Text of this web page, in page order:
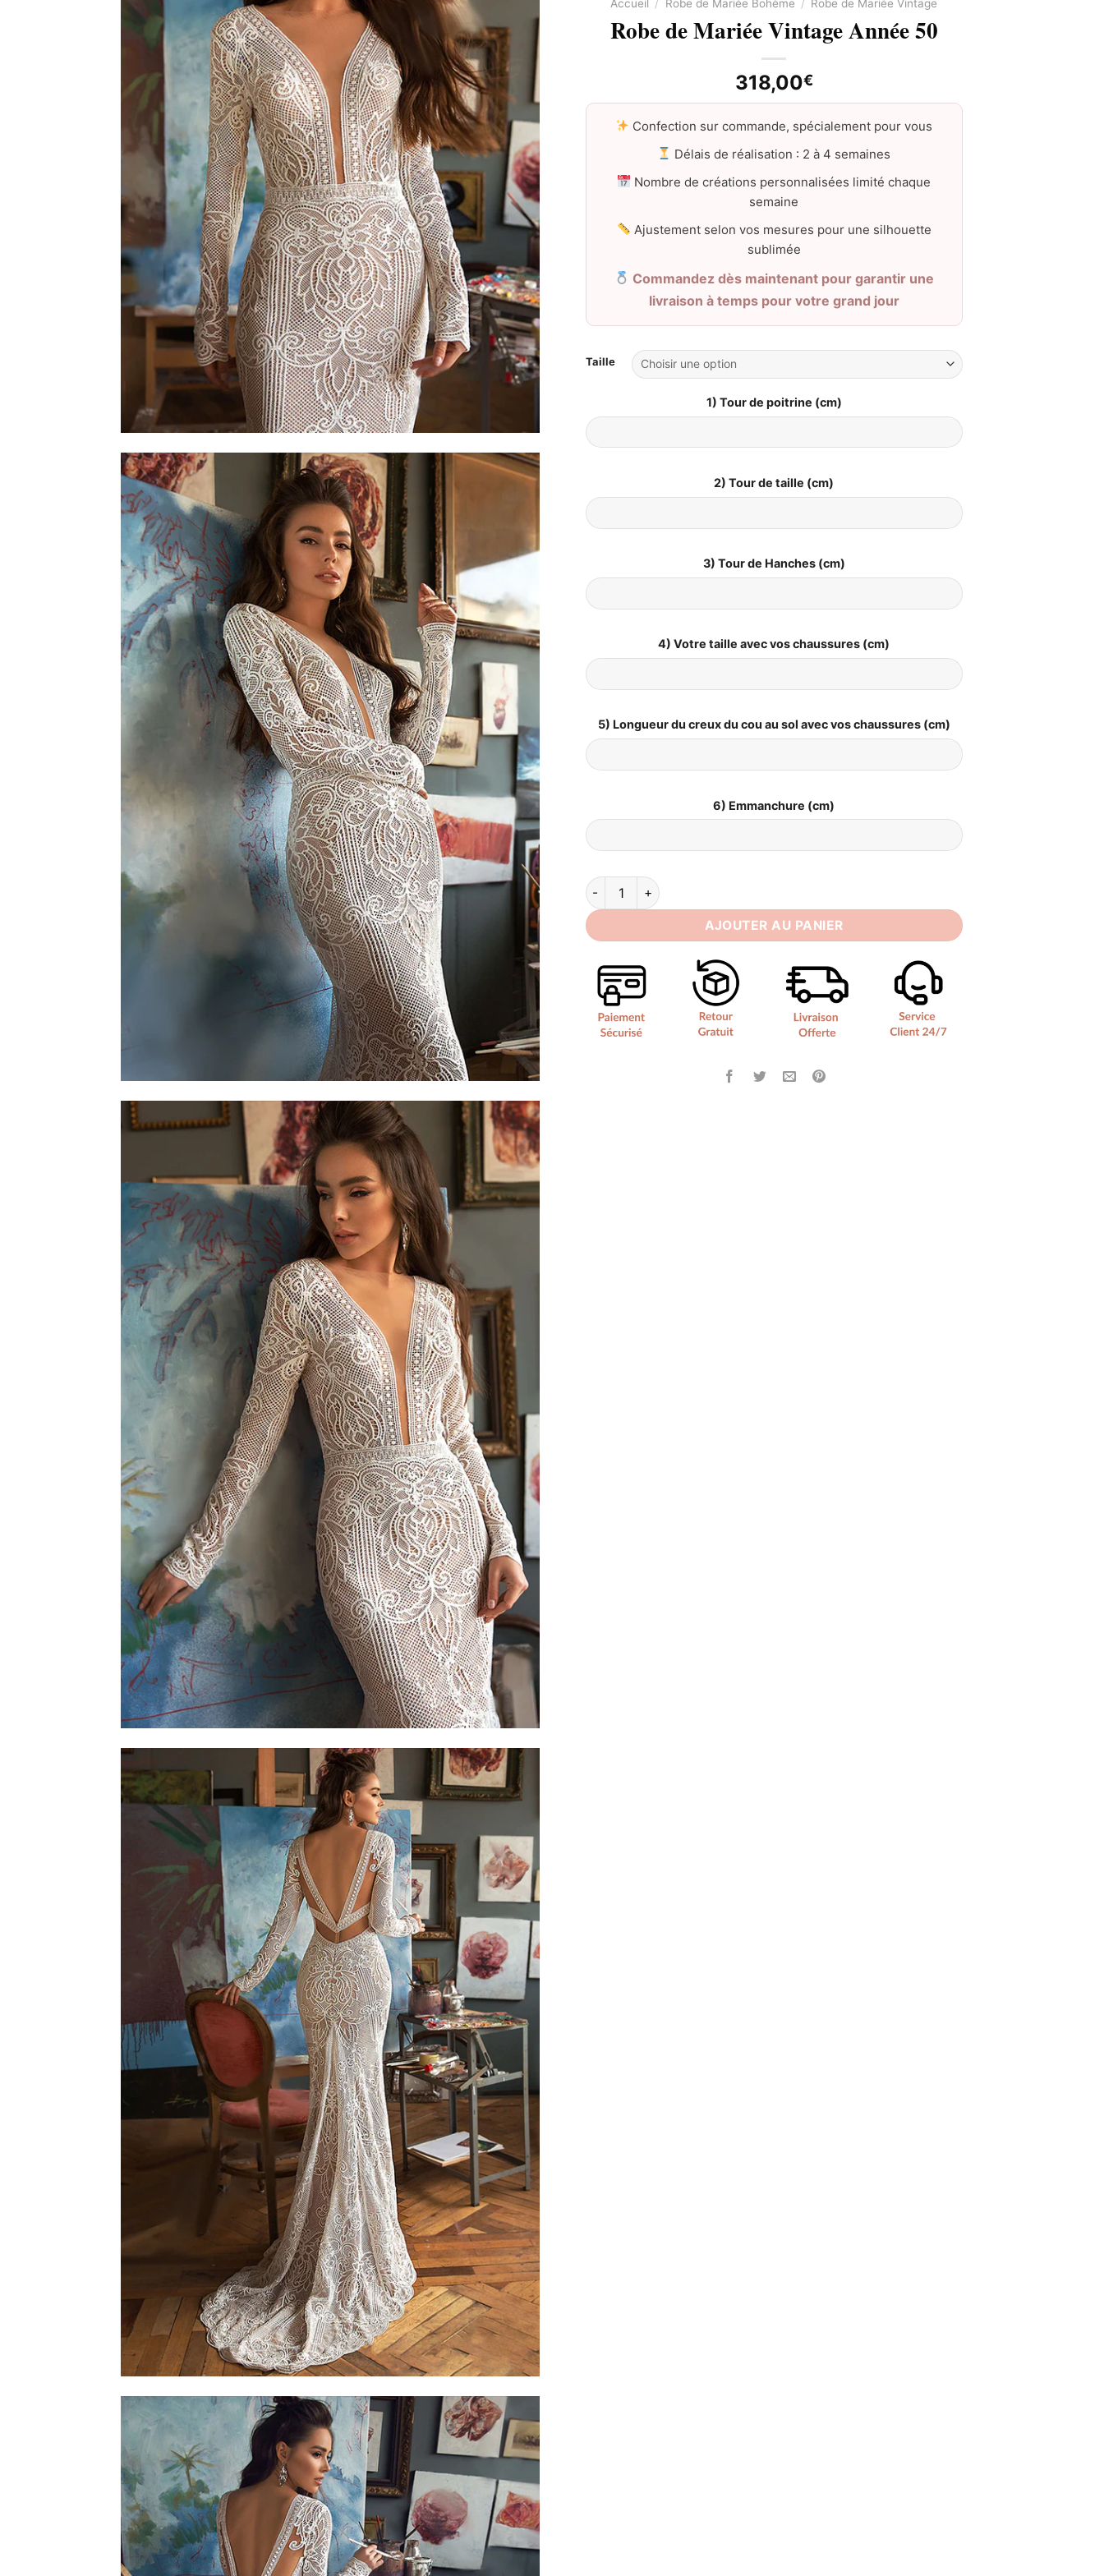
Accueil / Robe de Mariée Bohème / Robe de Mariée Vintage
Robe de Mariée Vintage Année 50
318,00€
Confection sur commande, spécialement pour vous
Délais de réalisation : 2 à 4 semaines
Nombre de créations personnalisées limité chaque
semaine
Ajustement selon vos mesures pour une silhouette
sublimée
Commandez dès maintenant pour garantir une
livraison à temps pour votre grand jour
Taille
1) Tour de poitrine (cm)
2) Tour de taille (cm)
3) Tour de Hanches (cm)
4) Votre taille avec vos chaussures (cm)
5) Longueur du creux du cou au sol avec vos chaussures (cm)
6) Emmanchure (cm)
quantité de Robe de Mariée Vintage Année 50
AJOUTER AU PANIER